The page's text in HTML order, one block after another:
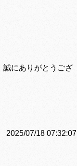
誠にありがとうござ
2025/07/18 07:32:07